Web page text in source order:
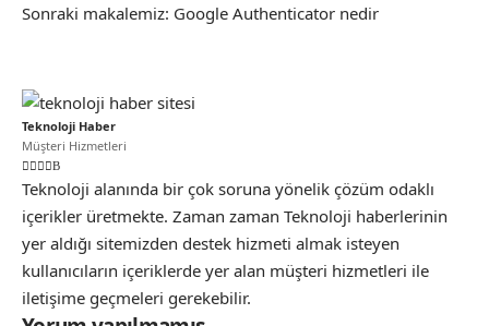
Sonraki makalemiz: Google Authenticator nedir
Teknoloji Haber
Müşteri Hizmetleri
Teknoloji alanında bir çok soruna yönelik çözüm odaklı
içerikler üretmekte. Zaman zaman Teknoloji haberlerinin
yer aldığı sitemizden destek hizmeti almak isteyen
kullanıcıların içeriklerde yer alan müşteri hizmetleri ile
iletişime geçmeleri gerekebilir.